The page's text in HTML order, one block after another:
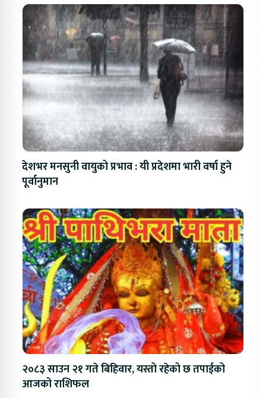
देशभर मनसुनी वायुको प्रभाव : यी प्रदेशमा भारी वर्षा हुने
पूर्वानुमान
२०८३ साउन २१ गते बिहिवार, यस्तो रहेको छ तपाईको
आजको राशिफल